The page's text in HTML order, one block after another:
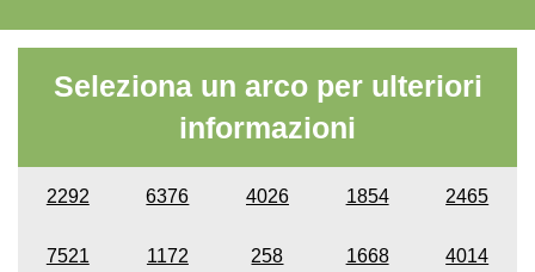
Seleziona un arco per ulteriori
informazioni
2292 6376 4026 1854 2465
7521 1172 258 1668 4014